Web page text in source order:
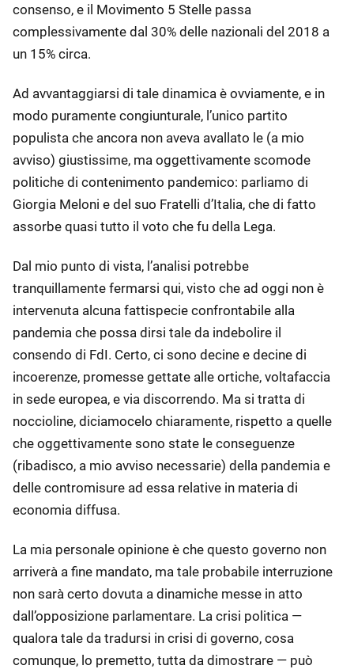
consenso, e il Movimento 5 Stelle passa
complessivamente dal 30% delle nazionali del 2018 a
un 15% circa.
Ad avvantaggiarsi di tale dinamica è ovviamente, e in
modo puramente congiunturale, l’unico partito
populista che ancora non aveva avallato le (a mio
avviso) giustissime, ma oggettivamente scomode
politiche di contenimento pandemico: parliamo di
Giorgia Meloni e del suo Fratelli d’Italia, che di fatto
assorbe quasi tutto il voto che fu della Lega.
Dal mio punto di vista, l’analisi potrebbe
tranquillamente fermarsi qui, visto che ad oggi non è
intervenuta alcuna fattispecie confrontabile alla
pandemia che possa dirsi tale da indebolire il
consendo di FdI. Certo, ci sono decine e decine di
incoerenze, promesse gettate alle ortiche, voltafaccia
in sede europea, e via discorrendo. Ma si tratta di
noccioline, diciamocelo chiaramente, rispetto a quelle
che oggettivamente sono state le conseguenze
(ribadisco, a mio avviso necessarie) della pandemia e
delle contromisure ad essa relative in materia di
economia diffusa.
La mia personale opinione è che questo governo non
arriverà a fine mandato, ma tale probabile interruzione
non sarà certo dovuta a dinamiche messe in atto
dall’opposizione parlamentare. La crisi politica —
qualora tale da tradursi in crisi di governo, cosa
comunque, lo premetto, tutta da dimostrare — può